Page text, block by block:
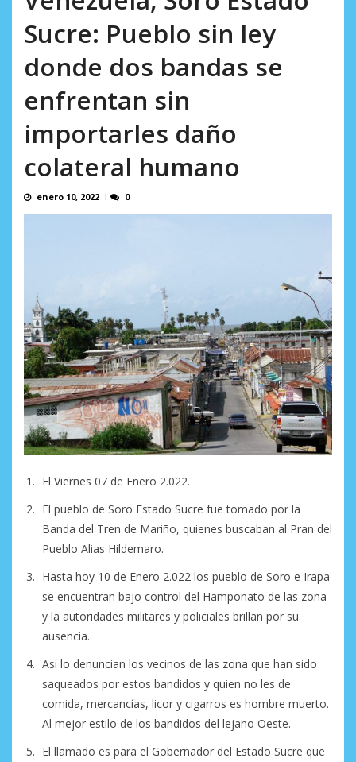
Sucre: Pueblo sin ley
donde dos bandas se
enfrentan sin
importarles daño
colateral humano
enero 10, 2022 0
El Viernes 07 de Enero 2.022.
El pueblo de Soro Estado Sucre fue tomado por la
Banda del Tren de Mariño, quienes buscaban al Pran del
Pueblo Alias Hildemaro.
Hasta hoy 10 de Enero 2.022 los pueblo de Soro e Irapa
se encuentran bajo control del Hamponato de las zona
y la autoridades militares y policiales brillan por su
ausencia.
Asi lo denuncian los vecinos de las zona que han sido
saqueados por estos bandidos y quien no les de
comida, mercancías, licor y cigarros es hombre muerto.
Al mejor estilo de los bandidos del lejano Oeste.
El llamado es para el Gobernador del Estado Sucre que